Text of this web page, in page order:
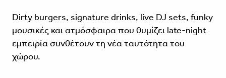
Dirty burgers, signature drinks, live DJ sets, funky
μουσικές και ατμόσφαιρα που θυμίζει late-night
εμπειρία συνθέτουν τη νέα ταυτότητα του
χώρου.